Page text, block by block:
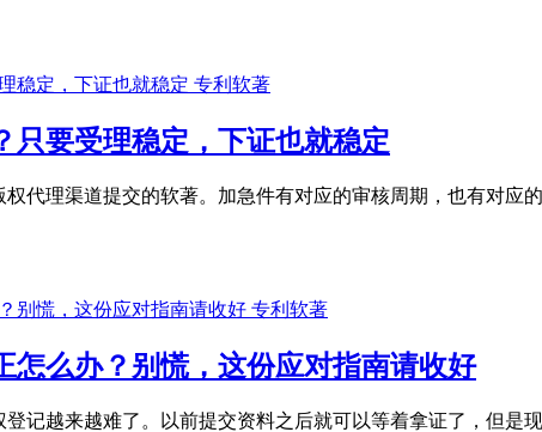
专利软著
只要受理稳定，下证也就稳定
代理渠道提交的软著。加急件有对应的审核周期，也有对
专利软著
怎么办？别慌，这份应对指南请收好
记越来越难了。以前提交资料之后就可以等着拿证了，但是